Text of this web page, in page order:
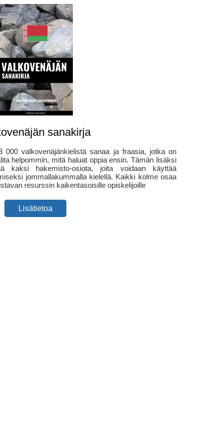
sanakirja
000 valkovenäjänkielistä sanaa ja fraasia, jotka on
helpommin, mitä haluat oppia ensin. Tämän lisäksi
kaksi hakemisto-osiota, joita voidaan käyttää
jommallakummalla kielellä. Kaikki kolme osaa
resurssin kaikentasoisille opiskelijoille
Lisätietoa